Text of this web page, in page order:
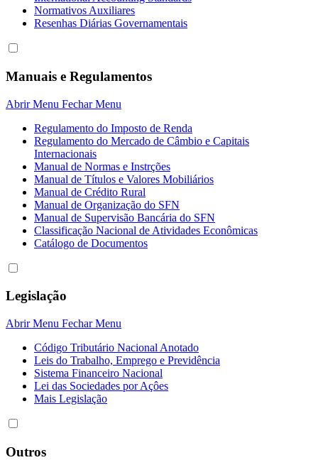
Normativos Auxiliares
Resenhas Diárias Governamentais
Manuais e Regulamentos
Abrir Menu Fechar Menu
Regulamento do Imposto de Renda
Regulamento do Mercado de Câmbio e Capitais
Internacionais
Manual de Normas e Instrções
Manual de Títulos e Valores Mobiliários
Manual de Crédito Rural
Manual de Organização do SFN
Manual de Supervisão Bancária do SFN
Classificação Nacional de Atividades Econômicas
Catálogo de Documentos
Legislação
Abrir Menu Fechar Menu
Código Tributário Nacional Anotado
Leis do Trabalho, Emprego e Previdência
Sistema Financeiro Nacional
Lei das Sociedades por Açôes
Mais Legislação
Outros